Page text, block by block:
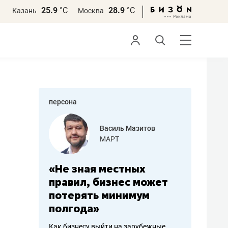
Казань 25.9 °С Москва 28.9 °С
персона
Василь Мазитов
МАРТ
«Не зная местных
правил, бизнес может
потерять минимум
полгода»